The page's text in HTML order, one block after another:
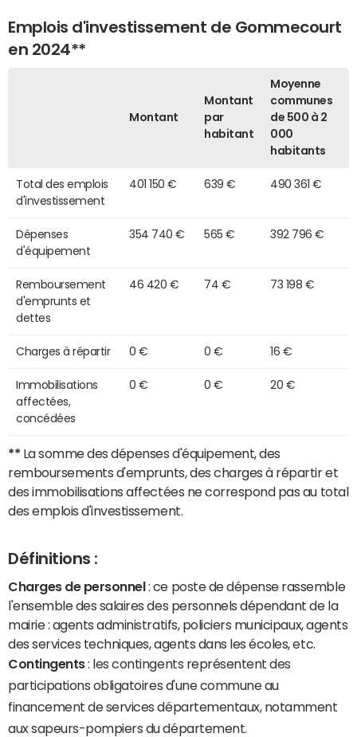
Emplois d'investissement de Gommecourt
en 2024**
Montant
Montant
par
habitant
Moyenne
communes
de 500 à 2
000
habitants
Total des emplois
d'investissement
401 150 € 639 € 490 361 €
Dépenses
d'équipement
354 740 € 565 € 392 796 €
Remboursement
d'emprunts et
dettes
46 420 € 74 € 73 198 €
Charges à répartir 0 € 0 € 16 €
Immobilisations
affectées,
concédées
0 € 0 € 20 €
** La somme des dépenses d'équipement, des
remboursements d'emprunts, des charges à répartir et
des immobilisations affectées ne correspond pas au total
des emplois d'investissement.
Définitions :
Charges de personnel : ce poste de dépense rassemble
l'ensemble des salaires des personnels dépendant de la
mairie : agents administratifs, policiers municipaux, agents
des services techniques, agents dans les écoles, etc.
Contingents: les contingents représentent des
participations obligatoires d'une commune au
financement de services départementaux, notamment
aux sapeurs-pompiers du département.